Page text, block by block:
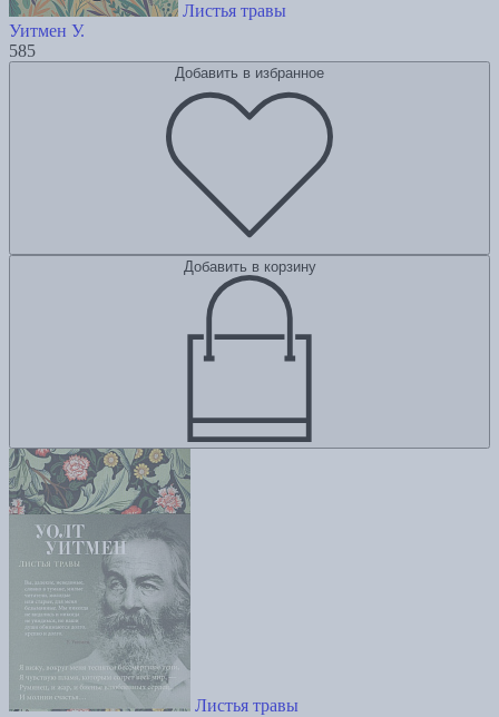
Листья травы
Уитмен У.
585
Добавить в избранное
Добавить в корзину
Листья травы